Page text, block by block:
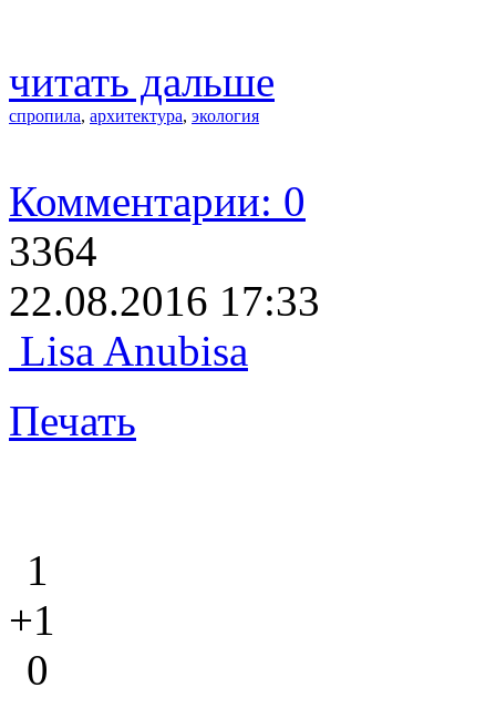
читать дальше
спропила, архитектура, экология
Комментарии: 0
3364
22.08.2016 17:33
Lisa Anubisa
Печать
1
+1
0